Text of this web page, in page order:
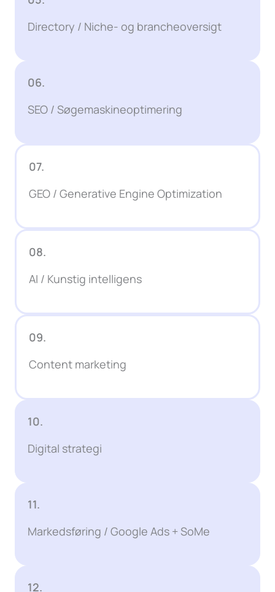
Directory / Niche- og brancheoversigt
06.
SEO / Søgemaskineoptimering
07.
GEO / Generative Engine Optimization
08.
AI / Kunstig intelligens
09.
Content marketing
10.
Digital strategi
11.
Markedsføring / Google Ads + SoMe
12.